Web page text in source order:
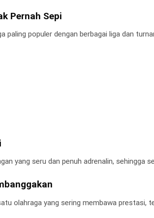
Pernah Sepi
paling populer dengan berbagai liga dan
yang seru dan penuh adrenalin, sehingga
olahraga yang sering membawa prestasi,